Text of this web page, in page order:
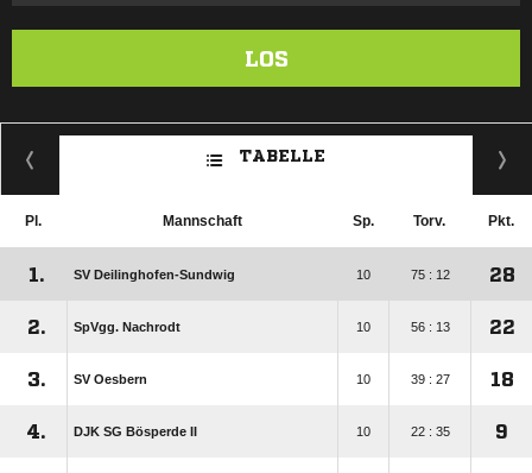
LOS
TABELLE
Pl. Mannschaft Sp. Torv. Pkt.
1. SV Deilinghofen-Sundwig 10 75 : 12 28
2. SpVgg. Nachrodt 10 56 : 13 22
3. SV Oesbern 10 39 : 27 18
4. DJK SG Bösperde II 10 22 : 35 9